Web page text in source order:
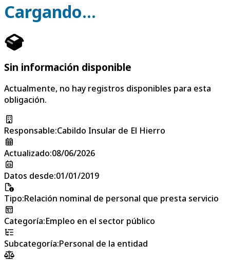
Cargando...
Sin información disponible
Actualmente, no hay registros disponibles para esta
obligación.
Responsable:Cabildo Insular de El Hierro
Actualizado:08/06/2026
Datos desde:01/01/2019
Tipo:Relación nominal de personal que presta servicio
Categoría:Empleo en el sector público
Subcategoría:Personal de la entidad